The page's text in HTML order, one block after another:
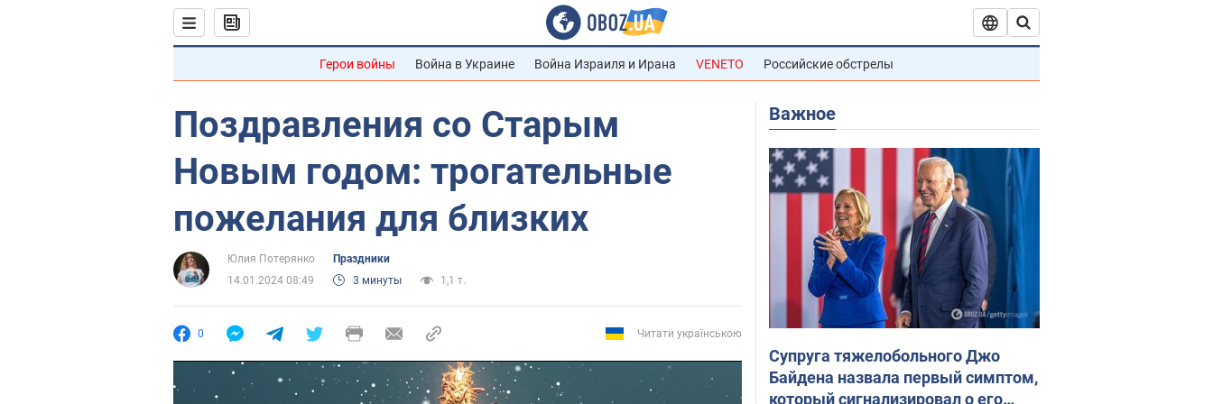
Герои войны Война в Украине Война Израиля и Ирана VENETO Российские обстрелы
Поздравления со Старым
Новым годом: трогательные
пожелания для близких
Юлия Потерянко
Праздники
14.01.2024 08:49
3 минуты 1,1 т.
0 Читати українською
Важное
Супруга тяжелобольного Джо
Байдена назвала первый симптом,
который сигнализировал о его